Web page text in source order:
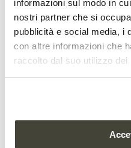
informazioni sul modo in
nostri partner che si
pubblicità e social media, i
con altre informazioni che
raccolto dal suo utilizzo dei
La
ucciso
persone in
Il calcolo è
internazionale
Leeds. Tre le aree